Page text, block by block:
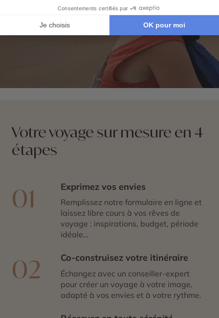
personnaliser votre itinéraire selon vos envies, que ce
exclusives ou des services complémentaires.
Votre voyage sur mesure en 4
étapes
01 Exprimez vos envies
Remplissez notre formulaire en ligne et
laissez libre cours à vos rêves de
voyage : inspirations, budget, période
idéale…
02 Co-construisez votre itinéraire
Échangez avec un conseiller-expert
pour créer un voyage à votre image,
adapté à vos envies et à votre rythme.